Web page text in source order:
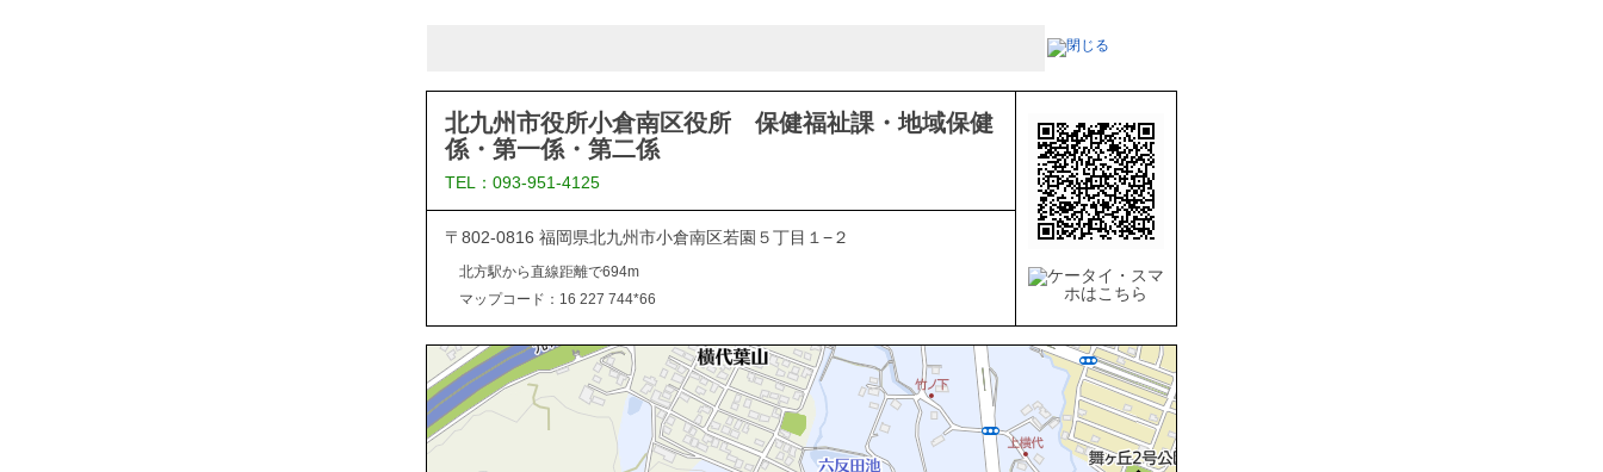
北九州市役所小倉南区役所 保健福祉課・地域保健
係・第一係・第二係
TEL：093-951-4125
〒802-0816 福岡県北九州市小倉南区若園５丁目１−２
北方駅から直線距離で694m
マップコード：16 227 744*66